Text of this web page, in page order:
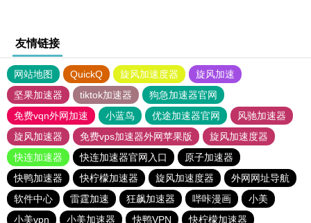
友情链接
网站地图 QuickQ 旋风加速度器
旋风加速
坚果加速器
tiktok加速器
狗急加速器官网
免费vqn外网加速
小蓝鸟 优途加速器官网
风驰加速器
旋风加速器
免费vps加速器外网苹果版
旋风加速度器
快连加速器
快连加速器官网入口
原子加速器
快鸭加速器
快柠檬加速器 旋风加速度器
外网网址导航
软件中心
雷霆加速 狂飙加速器 哔咔漫画
小美
小美vpn
小美加速器 快鸭VPN
快柠檬加速器